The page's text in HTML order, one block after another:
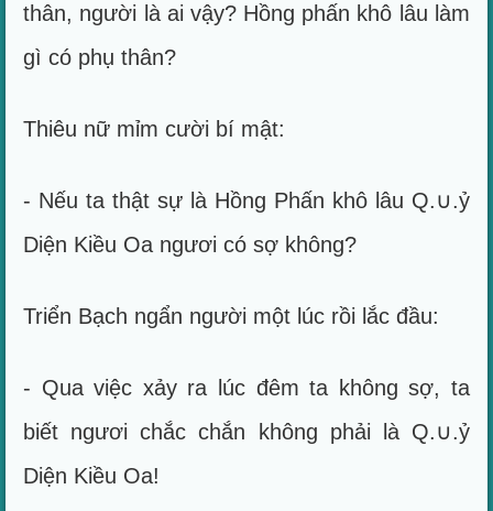
thân, người là ai vậy? Hồng phấn khô lâu làm
gì có phụ thân?
Thiêu nữ mỉm cười bí mật:
- Nếu ta thật sự là Hồng Phấn khô lâu Q.∪.ỷ
Diện Kiều Oa ngươi có sợ không?
Triển Bạch ngẩn người một lúc rồi lắc đầu:
- Qua việc xảy ra lúc đêm ta không sợ, ta
biết ngươi chắc chắn không phải là Q.∪.ỷ
Diện Kiều Oa!